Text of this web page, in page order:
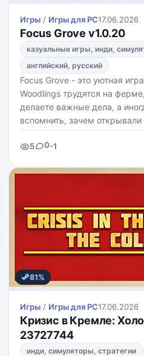
Игры / Игры для PС17.06.2026
Focus Grove v1.0.20
казуальные игры, инди,
английский, русский
Focus Grove - это уютная
Woodlings трудятся на
делаете важные дела, а
вспомнить, зачем открывали
Pomodoro, трекер задач,
заметки и лесная ферма,
5 0-1
81%
Игры / Игры для PС17.06.2026
Кризис в Кремле:
23727744
инди, симуляторы, стратегии